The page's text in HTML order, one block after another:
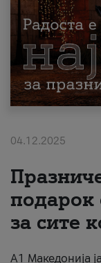
МК EN SQ
Приватни
Поддршка
Надополни
За нас
04.12.2025
подарок
за сите
А1 Македонија